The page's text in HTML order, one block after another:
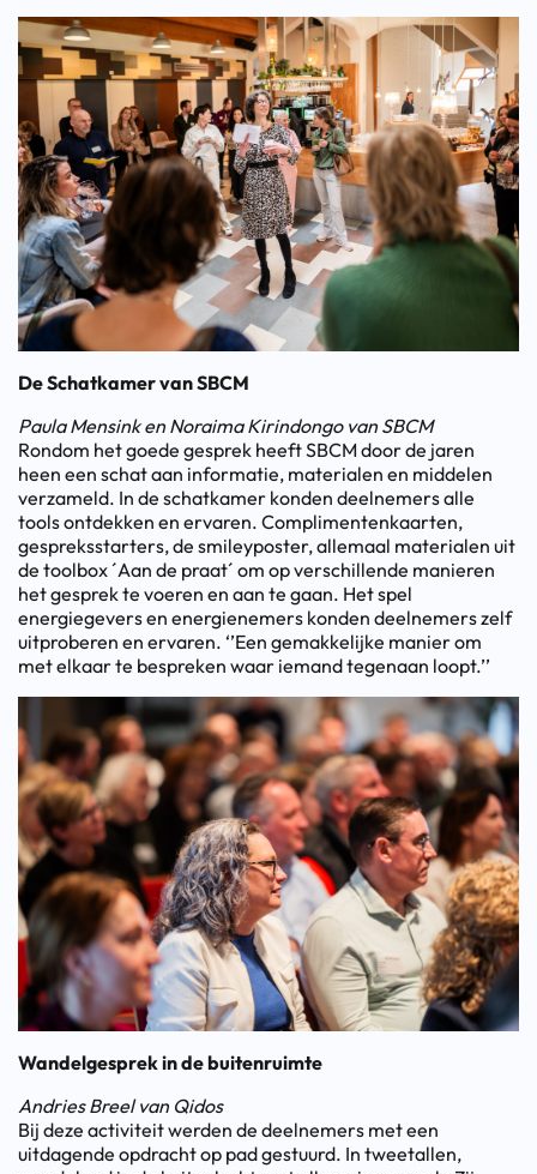
De Schatkamer van SBCM
Paula Mensink en Noraima Kirindongo van SBCM
Rondom het goede gesprek heeft SBCM door de jaren
heen een schat aan informatie, materialen en middelen
verzameld. In de schatkamer konden deelnemers alle
tools ontdekken en ervaren. Complimentenkaarten,
gespreksstarters, de smileyposter, allemaal materialen uit
de toolbox ´Aan de praat´ om op verschillende manieren
het gesprek te voeren en aan te gaan. Het spel
energiegevers en energienemers konden deelnemers zelf
uitproberen en ervaren. ‘’Een gemakkelijke manier om
met elkaar te bespreken waar iemand tegenaan loopt.’’
Wandelgesprek in de buitenruimte
Andries Breel van Qidos
Bij deze activiteit werden de deelnemers met een
uitdagende opdracht op pad gestuurd. In tweetallen,